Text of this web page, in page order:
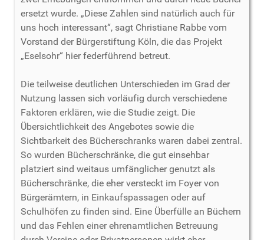
ersetzt wurde. „Diese Zahlen sind natürlich auch für
uns hoch interessant“, sagt Christiane Rabbe vom
Vorstand der Bürgerstiftung Köln, die das Projekt
„Eselsohr“ hier federführend betreut.
Die teilweise deutlichen Unterschieden im Grad der
Nutzung lassen sich vorläufig durch verschiedene
Faktoren erklären, wie die Studie zeigt. Die
Übersichtlichkeit des Angebotes sowie die
Sichtbarkeit des Bücherschranks waren dabei zentral.
So wurden Bücherschränke, die gut einsehbar
platziert sind weitaus umfänglicher genutzt als
Bücherschränke, die eher versteckt im Foyer von
Bürgerämtern, in Einkaufspassagen oder auf
Schulhöfen zu finden sind. Eine Überfülle an Büchern
und das Fehlen einer ehrenamtlichen Betreuung